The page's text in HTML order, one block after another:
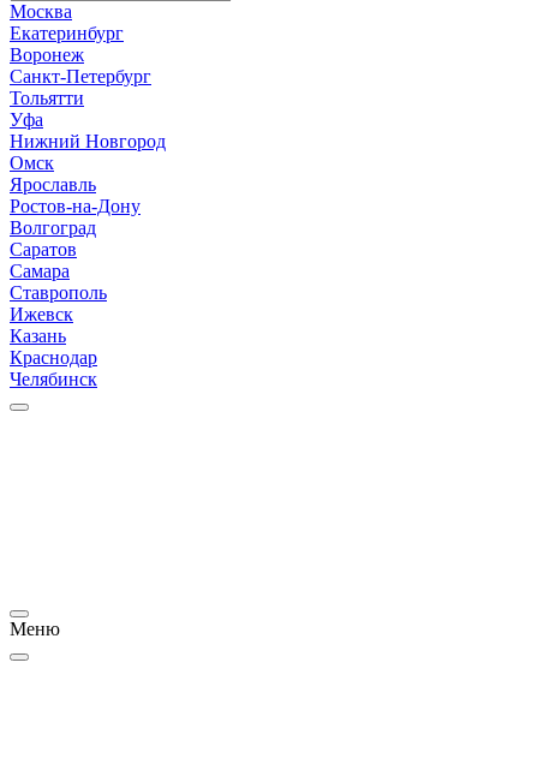
Москва
Екатеринбург
Воронеж
Санкт-Петербург
Тольятти
Уфа
Нижний Новгород
Омск
Ярославль
Ростов-на-Дону
Волгоград
Саратов
Самара
Ставрополь
Ижевск
Казань
Краснодар
Челябинск
Меню